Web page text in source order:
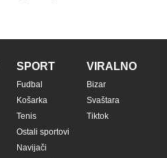
SPORT
Fudbal
Košarka
Tenis
Ostali sportovi
Navijači
VIRALNO
Bizar
Svaštara
Tiktok